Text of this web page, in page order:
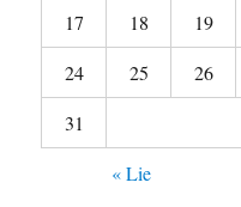
17
18 19
24
25 26
31
« Lie